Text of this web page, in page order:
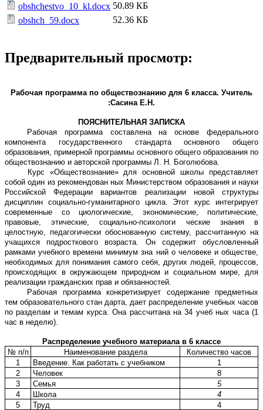
obshchestvo_10_kl.docx 50.89 КБ
obshch_59.docx
52.36 КБ
Предварительный просмотр:
Рабочая программа по обществознанию для 6 класса. Учитель
:Сасина Е.Н.
ПОЯСНИТЕЛЬНАЯ ЗАПИСКА
Рабочая программа составлена на основе федерального
компонента государственного стандарта основного общего
образования, примерной программы основного общего образования по
обществознанию и авторской программы Л. Н. Боголюбова.
Курс «Обществознание» для основной школы представляет
собой один из рекомендован ных Министерством образования и науки
Российской Федерации вариантов реализации новой структуры
дисциплин социально-гуманитарного цикла. Этот курс интегрирует
современные со циологические, экономические, политические,
правовые, этические, социально-психологи ческие знания в
целостную, педагогически обоснованную систему, рассчитанную на
учащихся подросткового возраста. Он содержит обусловленный
рамками учебного времени минимум зна ний о человеке и обществе,
необходимых для понимания самого себя, других людей, процессов,
происходящих в окружающем природном и социальном мире, для
реализации гражданских прав и обязанностей.
Рабочая программа конкретизирует содержание предметных
тем образовательного стан дарта, дает распределение учебных часов
по разделам и темам курса. Она рассчитана на 34 учеб ных часа (1
час в неделю).
Распределение учебного материала в 6 классе
№ п/п
Наименование раздела
Количество часов
1
Введение. Как работать с учебником
1
2
Человек
8
3
Семья
5
4
Школа
4
5
Труд
4